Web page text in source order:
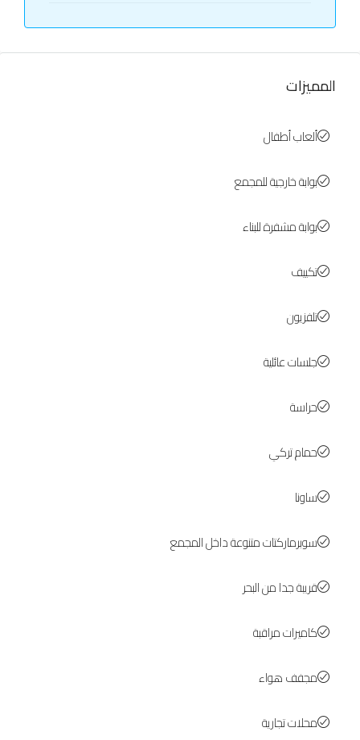
المميزات
ألعاب أطفال
بوابة خارجية للمجمع
بوابة مشفرة للبناء
تكييف
تلفزيون
جلسات عائلية
حراسة
حمام تركي
ساونا
سوبرماركتات متنوعة داخل المجمع
قريبة جدا من البحر
كاميرات مراقبة
مجفف هواء
محلات تجارية